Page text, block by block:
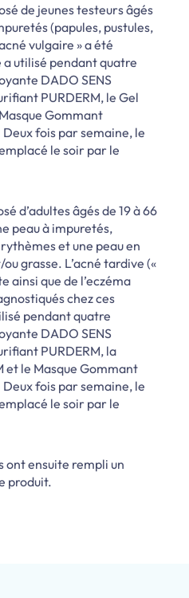
de jeunes testeurs âgés
(papules, pustules,
vulgaire » a été
utilisé pendant quatre
DADO SENS
PURDERM, le Gel
Gommant
fois par semaine, le
le soir par le
d’adultes âgés de 19 à 66
peau à impuretés,
et une peau en
grasse. L’acné tardive («
ainsi que de l’eczéma
chez ces
pendant quatre
DADO SENS
PURDERM, la
et le Masque Gommant
fois par semaine, le
le soir par le
ont ensuite rempli un
produit.